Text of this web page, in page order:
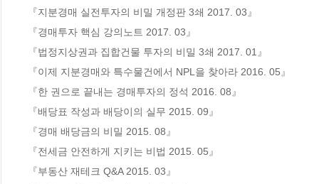
『지분경매 실전투자의 비밀 개정판 3쇄 2017. 03』
『경매투자 핵심 강의노트 2017. 03』
『법정지상권과 집합건물 투자의 비밀 3쇄 2017. 01』
『이제 지분경매와 특수물건에서 NPL을 찾아라 2016. 05』
『한 권으로 끝내는 경매투자의 정석 2016. 08』
『배당표 작성과 배당이의 실무 2015. 09』
『경매 배당금의 비밀 2015. 08』
『전세금 안전하게 지키는 비법 2015. 05』
『부동산 재테크 Q&A 2015. 03』